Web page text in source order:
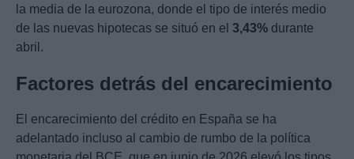
la media de la eurozona, donde el tipo de interés medio
de las nuevas hipotecas se situó en el 3,43% durante
abril.
Factores detrás del encarecimiento
El encarecimiento del crédito en España se ha
adelantado incluso al cambio de rumbo de la política